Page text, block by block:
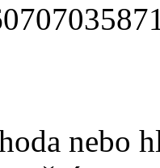
nebo